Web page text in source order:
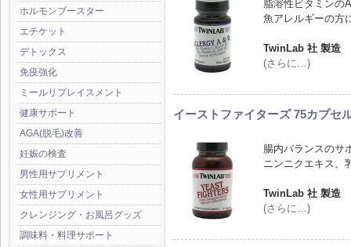
ホルモンブースター
エチケット
デトックス
免疫強化
ミールリプレイスメント
健康サポート
AGA(脱毛)改善
妊娠の検査
男性用サプリメント
女性用サプリメント
クレンジング・お風呂グッズ
調味料・料理サポート
脂溶性ビタミンの
魚アレルギーの方
TwinLab 社 製造
(さらに…)
イーストファイターズ 75カプセ
腸内バランスのサ
ニンニクエキス、
TwinLab 社 製造
(さらに…)